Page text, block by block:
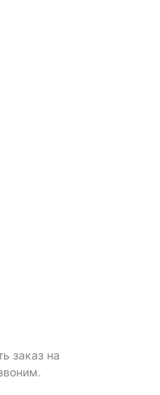
заказ на